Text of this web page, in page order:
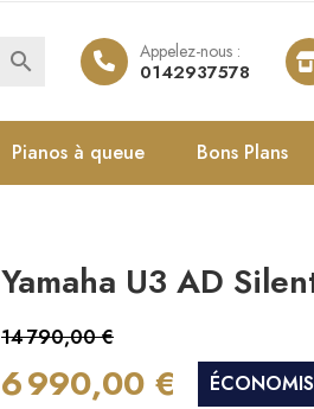
Appelez-nous :
0142937578

Pianos à queue Bons Plans
Yamaha U3 AD
14 790,00 €
6 990,00 €